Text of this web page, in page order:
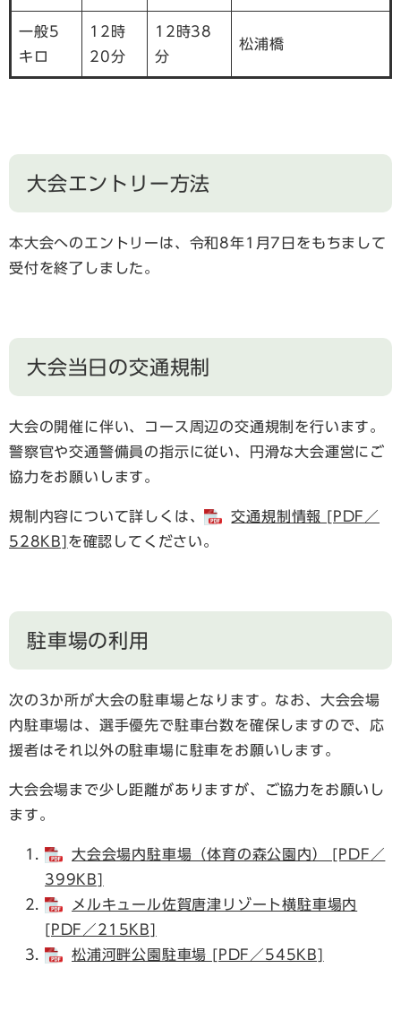
一般5
キロ
12時
20分
12時38
分
松浦橋
大会エントリー方法
本大会へのエントリーは、令和8年1月7日をもちまして
受付を終了しました。
大会当日の交通規制
大会の開催に伴い、コース周辺の交通規制を行います。
警察官や交通警備員の指示に従い、円滑な大会運営にご
協力をお願いします。
規制内容について詳しくは、
交通規制情報 [PDF／
528KB] を確認してください。
駐車場の利用
次の3か所が大会の駐車場となります。 なお、大会会場
内駐車場は、選手優先で駐車台数を確保しますので、応
援者はそれ以外の駐車場に駐車をお願いします。
大会会場まで少し距離がありますが、ご協力をお願いし
ます。
大会会場内駐車場（体育の森公園内） [PDF／
399KB]
メルキュール佐賀唐津リゾート横駐車場内
[PDF／215KB]
松浦河畔公園駐車場 [PDF／545KB]